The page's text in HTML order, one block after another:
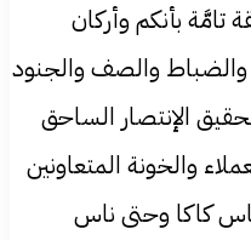
تامَّة بأنكم وأركان
والضباط والصف والجنود
الإنتصار الساحق
والخونة المتعاونين
كاكا وحتی ناس